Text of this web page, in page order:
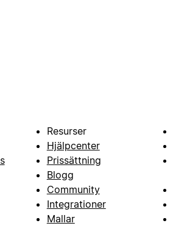
Resurser
Hjälpcenter
Prissättning
Blogg
Community
Integrationer
Mallar